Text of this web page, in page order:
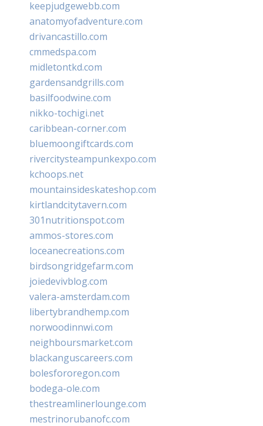
keepjudgewebb.com
anatomyofadventure.com
drivancastillo.com
cmmedspa.com
midletontkd.com
gardensandgrills.com
basilfoodwine.com
nikko-tochigi.net
caribbean-corner.com
bluemoongiftcards.com
rivercitysteampunkexpo.com
kchoops.net
mountainsideskateshop.com
kirtlandcitytavern.com
301nutritionspot.com
ammos-stores.com
loceanecreations.com
birdsongridgefarm.com
joiedevivblog.com
valera-amsterdam.com
libertybrandhemp.com
norwoodinnwi.com
neighboursmarket.com
blackanguscareers.com
bolesfororegon.com
bodega-ole.com
thestreamlinerlounge.com
mestrinorubanofc.com